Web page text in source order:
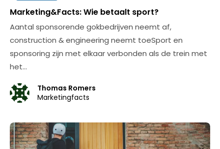
Marketing&Facts: Wie betaalt sport?
Aantal sponsorende gokbedrijven neemt af,
construction & engineering neemt toeSport en
sponsoring zijn met elkaar verbonden als de trein met
het…
Thomas Romers
Marketingfacts